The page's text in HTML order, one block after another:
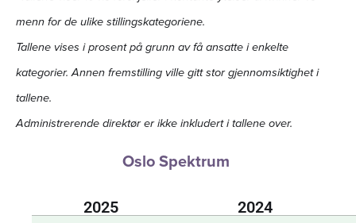
menn for de ulike stillingskategoriene.
Tallene vises i prosent på grunn av få ansatte i enkelte
kategorier. Annen fremstilling ville gitt stor gjennomsiktighet i
tallene.
Administrerende direktør er ikke inkludert i tallene over.
Oslo Spektrum
2025 2024